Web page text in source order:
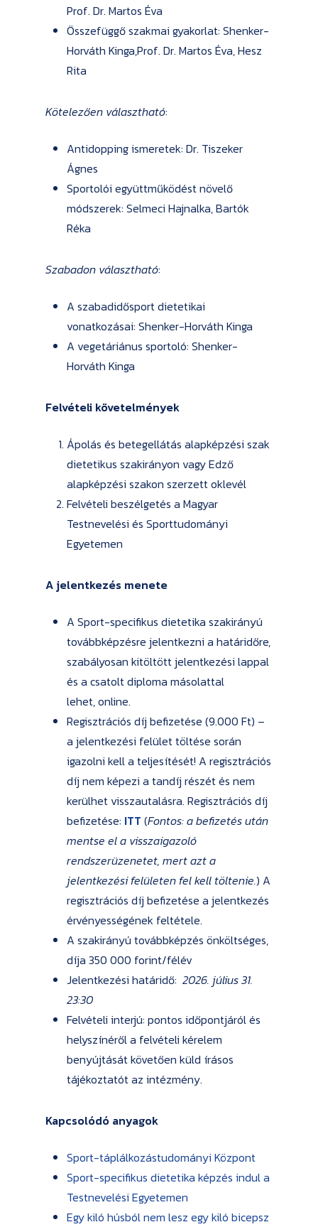
Prof. Dr. Martos Éva
Összefüggő szakmai gyakorlat: Shenker-
Horváth Kinga,Prof. Dr. Martos Éva, Hesz
Rita
Kötelezően választható:
Antidopping ismeretek: Dr. Tiszeker
Ágnes
Sportolói együttműködést növelő
módszerek: Selmeci Hajnalka, Bartók
Réka
Szabadon választható:
A szabadidősport dietetikai
vonatkozásai: Shenker-Horváth Kinga
A vegetáriánus sportoló: Shenker-
Horváth Kinga
Felvételi követelmények
Ápolás és betegellátás alapképzési szak
dietetikus szakirányon vagy Edző
alapképzési szakon szerzett oklevél
Felvételi beszélgetés a Magyar
Testnevelési és Sporttudományi
Egyetemen
A jelentkezés menete
A Sport-specifikus dietetika szakirányú
továbbképzésre jelentkezni a határidőre,
szabályosan kitöltött jelentkezési lappal
és a csatolt diploma másolattal
lehet, online.
Regisztrációs díj befizetése (9.000 Ft) –
a jelentkezési felület töltése során
igazolni kell a teljesítését! A regisztrációs
díj nem képezi a tandíj részét és nem
kerülhet visszautalásra. Regisztrációs díj
befizetése: ITT (Fontos: a befizetés után
mentse el a visszaigazoló
rendszerüzenetet, mert azt a
jelentkezési felületen fel kell töltenie.) A
regisztrációs díj befizetése a jelentkezés
érvényességének feltétele.
A szakirányú továbbképzés önköltséges,
díja 350 000 forint/félév
Jelentkezési határidő: 2026. július 31.
23:30
Felvételi interjú: pontos időpontjáról és
helyszínéről a felvételi kérelem
benyújtását követően küld írásos
tájékoztatót az intézmény.
Kapcsolódó anyagok
Sport-táplálkozástudományi Központ
Sport-specifikus dietetika képzés indul a
Testnevelési Egyetemen
Egy kiló húsból nem lesz egy kiló bicepsz